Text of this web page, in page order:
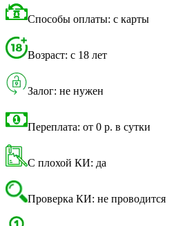
Способы оплаты: с карты
Возраст: с 18 лет
Залог: не нужен
Переплата: от 0 р. в сутки
С плохой КИ: да
Проверка КИ: не проводится